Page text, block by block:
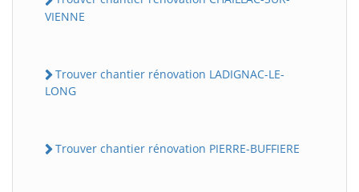
VIENNE
Trouver chantier rénovation LADIGNAC-LE-
LONG
Trouver chantier rénovation PIERRE-BUFFIERE